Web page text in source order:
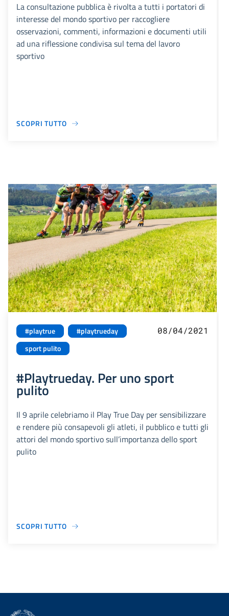
La consultazione pubblica è rivolta a tutti i portatori di
interesse del mondo sportivo per raccogliere
osservazioni, commenti, informazioni e documenti utili
ad una riflessione condivisa sul tema del lavoro
sportivo
SCOPRI TUTTO
#playtrue
#playtrueday
sport pulito
08/04/2021
#Playtrueday. Per uno sport
pulito
Il 9 aprile celebriamo il Play True Day per sensibilizzare
e rendere più consapevoli gli atleti, il pubblico e tutti gli
attori del mondo sportivo sull’importanza dello sport
pulito
SCOPRI TUTTO